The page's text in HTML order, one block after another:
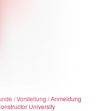
/ Vorstellung / Anmeldung
University